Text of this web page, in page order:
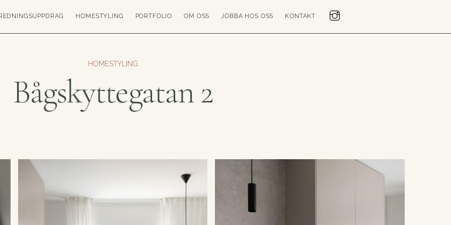
HOMESTYLING PORTFOLIO OM OSS JOBBA HOS OSS KONTAKT
HOMESTYLING
Bågskyttegatan 2